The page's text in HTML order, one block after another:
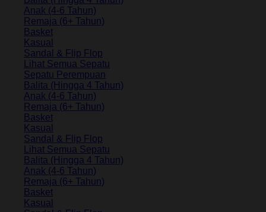
Anak (4-6 Tahun)
Remaja (6+ Tahun)
Basket
Kasual
Sandal & Flip Flop
Lihat Semua Sepatu
Sepatu Perempuan
Balita (Hingga 4 Tahun)
Anak (4-6 Tahun)
Remaja (6+ Tahun)
Basket
Kasual
Sandal & Flip Flop
Lihat Semua Sepatu
Balita (Hingga 4 Tahun)
Anak (4-6 Tahun)
Remaja (6+ Tahun)
Basket
Kasual